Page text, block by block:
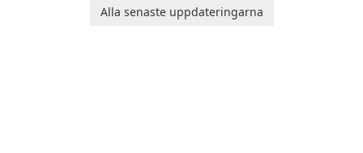
designed to help you
Alla senaste uppdateringarna